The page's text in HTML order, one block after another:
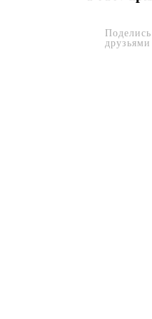
друзьями